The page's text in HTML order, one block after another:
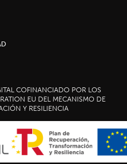
COFINANCIADO POR LOS
EU DEL MECANISMO DE
Y RESILIENCIA